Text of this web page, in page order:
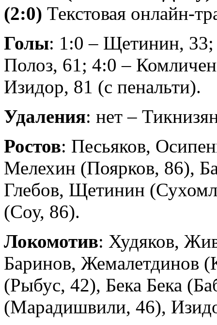
(2:0) Текстовая онлайн-
Голы: 1:0 – Щетинин,
Полоз, 61; 4:0 –
Изидор, 81 (с пенальти).
Удаления: нет –
Ростов: Песьяков,
Мелехин (Поярков, 86),
Глебов, Щетинин
(Соу, 86).
Локомотив: Худяков,
Баринов, Жемалетдинов
(Рыбус, 42), Бека Бека
(Марадишвили, 46),